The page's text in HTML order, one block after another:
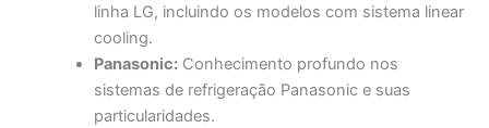
linha LG, incluindo os modelos com sistema linear
cooling.
Panasonic: Conhecimento profundo nos
sistemas de refrigeração Panasonic e suas
particularidades.